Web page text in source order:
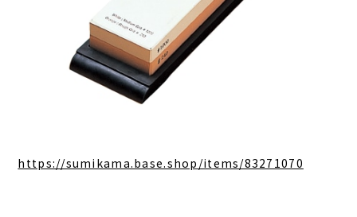
https://sumikama.base.shop/items/83271070